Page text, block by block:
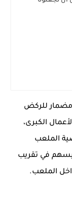
مقعدًا، مع مضمار للركض
الكبرى،
الملعب
سيسهم في تقريب
الملعب.